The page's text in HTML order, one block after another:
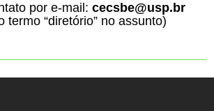
por e-mail: cecsbe@usp.br
termo “diretório” no assunto)